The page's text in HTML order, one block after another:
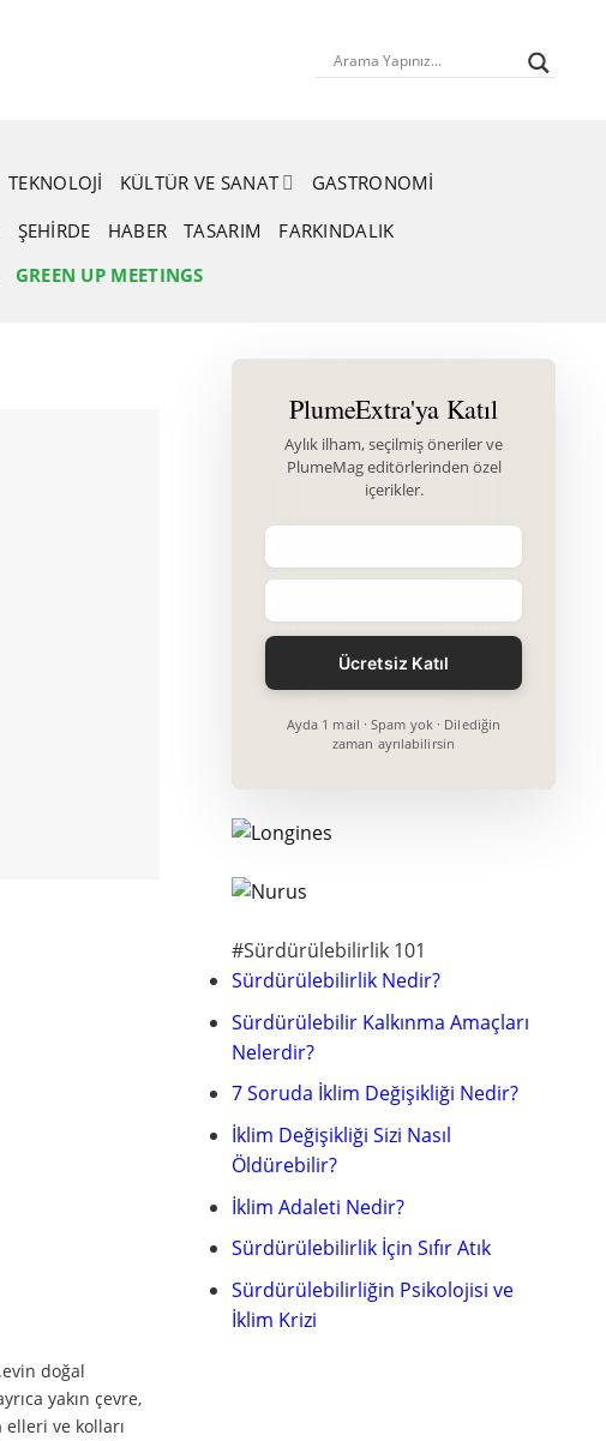
TEKNOLOJI KÜLTÜR VE SANAT
GASTRONOMI
ŞEHIRDE HABER TASARIM
FARKINDALIK
GREEN UP MEETINGS
doğal
yakın çevre,
elleri ve kolları
PlumeExtra'ya Katıl
Aylık ilham, seçilmiş öneriler ve
PlumeMag editörlerinden özel
içerikler.
Ayda 1 mail · Spam yok · Dilediğin
zaman ayrılabilirsin
#Sürdürülebilirlik 101
Sürdürülebilirlik Nedir?
Sürdürülebilir Kalkınma Amaçları
Nelerdir?
7 Soruda İklim Değişikliği Nedir?
İklim Değişikliği Sizi Nasıl
Öldürebilir?
İklim Adaleti Nedir?
Sürdürülebilirlik İçin Sıfır Atık
Sürdürülebilirliğin Psikolojisi ve
İklim Krizi